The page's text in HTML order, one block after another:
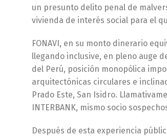
un presunto delito penal de
vivienda de interés social para el
FONAVI, en su monto dinerario
llegando inclusive, en pleno auge
del Perú, posición monopólica
arquitectónicas circulares e
Prado Este, San Isidro.
INTERBANK, mismo socio
Después de esta experiencia